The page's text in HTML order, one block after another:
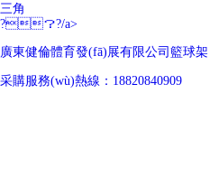
三角
?？?/a>
廣東健倫體育發(fā)展有限公司籃球架
采購服務(wù)熱線：18820840909